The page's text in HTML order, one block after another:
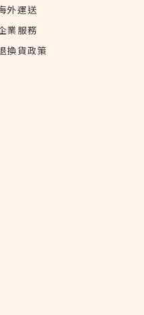
外運送
業服務
換貨政策